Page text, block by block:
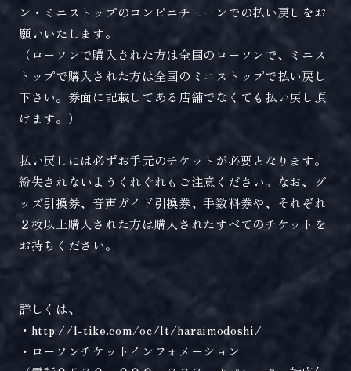
ン・ミニストップのコンビニチェーンでの払い戻しをお
願いいたします。
（ローソンで購入された方は全国のローソンで、ミニス
トップで購入された方は全国のミニストップで払い戻し
下さい。券面に記載してある店舗でなくても払い戻し頂
けます。）
払い戻しには必ずお手元のチケットが必要となります。
紛失されないようくれぐれもご注意ください。なお、グ
ッズ引換券、音声ガイド引換券、手数料券や、それぞれ
２枚以上購入された方は購入されたすべてのチケットを
お持ちください。
詳しくは、
・ http://l-tike.com/oc/lt/haraimodoshi/
・ローソンチケットインフォメーション